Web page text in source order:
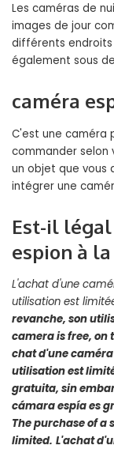
Les caméras de
images de jour
différents
également sous
caméra
C'est une caméra
commander selon
un objet que vous
intégrer une
Est-il
espion à
L'achat d'une
utilisation est
revanche, son
camera is free, on
chat d'une
utilisation est
gratuita, sin
cámara espía es
The purchase of a
limited. L'achat